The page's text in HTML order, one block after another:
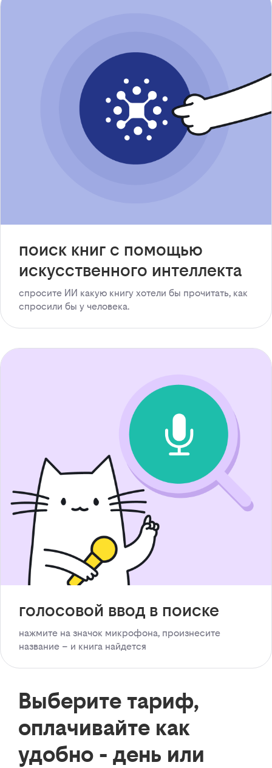
поиск книг с помощью
искусственного интеллекта
спросите ИИ какую книгу хотели бы прочитать, как
спросили бы у человека.
голосовой ввод в поиске
нажмите на значок микрофона, произнесите
название – и книга найдется
Выберите тариф,
оплачивайте как
удобно - день или